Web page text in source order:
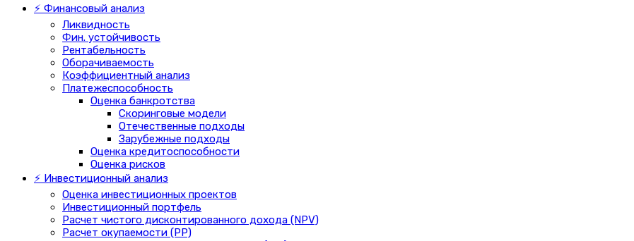
⚡ Финансовый анализ
Ликвидность
Фин. устойчивость
Рентабельность
Оборачиваемость
Коэффициентный анализ
Платежеспособность
Оценка банкротства
Скоринговые модели
Отечественные подходы
Зарубежные подходы
Оценка кредитоспособности
Оценка рисков
⚡ Инвестиционный анализ
Оценка инвестиционных проектов
Инвестиционный портфель
Расчет чистого дисконтированного дохода (NPV)
Расчет окупаемости (PP)